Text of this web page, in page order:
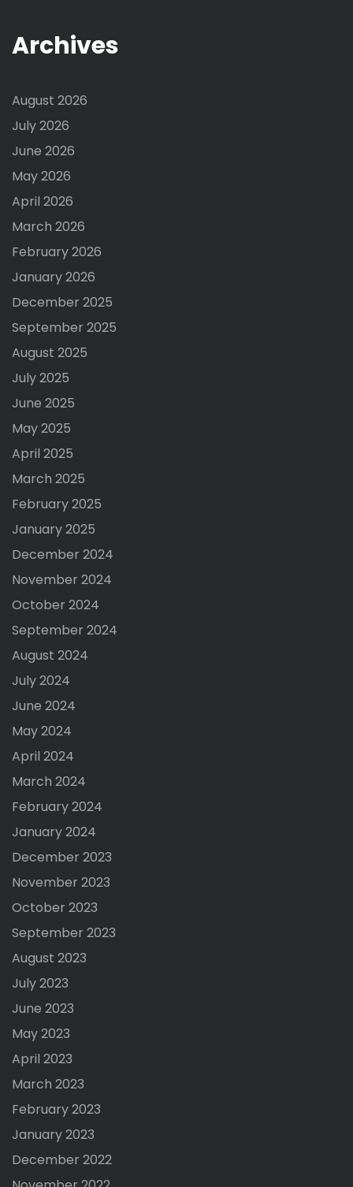
Archives
August 2026
July 2026
June 2026
May 2026
April 2026
March 2026
February 2026
January 2026
December 2025
September 2025
August 2025
July 2025
June 2025
May 2025
April 2025
March 2025
February 2025
January 2025
December 2024
November 2024
October 2024
September 2024
August 2024
July 2024
June 2024
May 2024
April 2024
March 2024
February 2024
January 2024
December 2023
November 2023
October 2023
September 2023
August 2023
July 2023
June 2023
May 2023
April 2023
March 2023
February 2023
January 2023
December 2022